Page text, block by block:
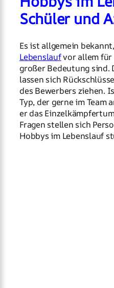
Schüler und
Es ist allgemein
Lebenslaufvor allem für
großer Bedeutung sind.
lassen sich
des Bewerbers ziehen.
Typ, der gerne im
er das
Fragen stellen sich
Hobbys im Lebenslauf